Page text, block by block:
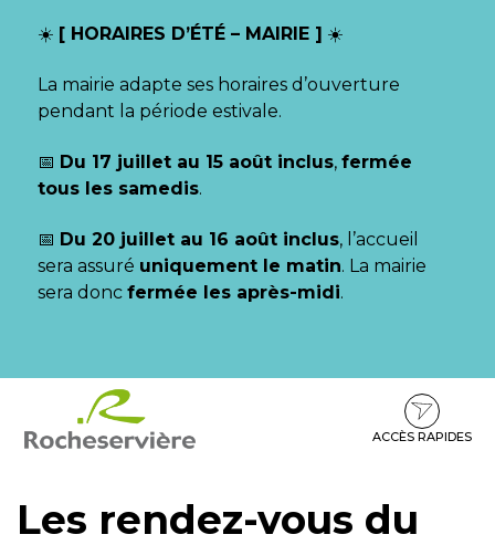
☀️ [ HORAIRES D’ÉTÉ – MAIRIE ] ☀️
La mairie adapte ses horaires d’ouverture
pendant la période estivale.
📅 Du 17 juillet au 15 août inclus, fermée
tous les samedis.
📅 Du 20 juillet au 16 août inclus, l’accueil
sera assuré uniquement le matin. La mairie
sera donc fermée les après-midi.
contenu
pied
ACCÈS RAPIDES
Les rendez-vous du